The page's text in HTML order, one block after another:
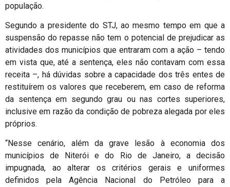
população.
Segundo a presidente do STJ, ao mesmo tempo em que a
suspensão do repasse não tem o potencial de prejudicar as
atividades dos municípios que entraram com a ação – tendo
em vista que, até a sentença, eles não contavam com essa
receita –, há dúvidas sobre a capacidade dos três entes de
restituírem os valores que receberem, em caso de reforma
da sentença em segundo grau ou nas cortes superiores,
inclusive em razão da condição de pobreza alegada por eles
próprios.
“Nesse cenário, além da grave lesão à economia dos
municípios de Niterói e do Rio de Janeiro, a decisão
impugnada, ao alterar os critérios gerais e uniformes
definidos pela Agência Nacional do Petróleo para a